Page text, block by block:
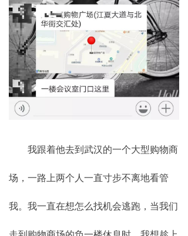
我跟着他去到武汉的一个大型购物商
场，一路上两个人一直寸步不离地看管
我。我一直在想怎么找机会逃跑，当我们